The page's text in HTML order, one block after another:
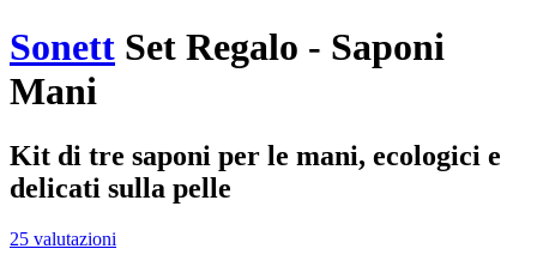
Sonett Set Regalo - Saponi
Mani
Kit di tre saponi per le mani, ecologici e
delicati sulla pelle
25 valutazioni